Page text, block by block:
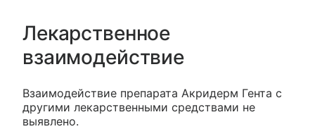
Лекарственное
взаимодействие
Взаимодействие препарата Акридерм Гента с
другими лекарственными средствами не
выявлено.